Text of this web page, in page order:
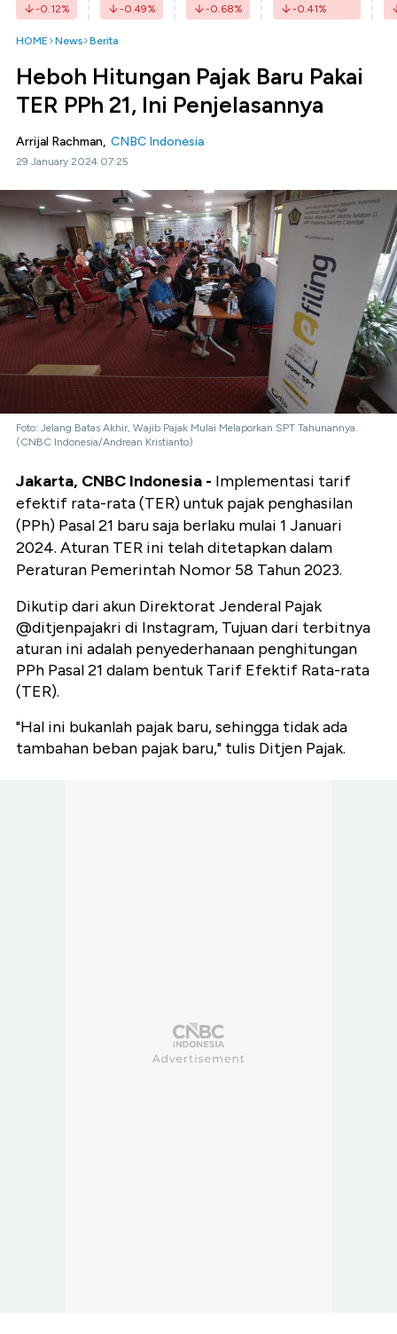
-0.12% -0.49% -0.68% -0.41%
HOME News Berita
Heboh Hitungan Pajak Baru Pakai
TER PPh 21, Ini Penjelasannya
Arrijal Rachman, CNBC Indonesia
29 January 2024 07:25
Foto: Jelang Batas Akhir, Wajib Pajak Mulai Melaporkan SPT Tahunannya.
(CNBC Indonesia/Andrean Kristianto)
Jakarta, CNBC Indonesia - Implementasi tarif
efektif rata-rata (TER) untuk pajak penghasilan
(PPh) Pasal 21 baru saja berlaku mulai 1 Januari
2024. Aturan TER ini telah ditetapkan dalam
Peraturan Pemerintah Nomor 58 Tahun 2023.
Dikutip dari akun Direktorat Jenderal Pajak
@ditjenpajakri di Instagram, Tujuan dari terbitnya
aturan ini adalah penyederhanaan penghitungan
PPh Pasal 21 dalam bentuk Tarif Efektif Rata-rata
(TER).
"Hal ini bukanlah pajak baru, sehingga tidak ada
tambahan beban pajak baru," tulis Ditjen Pajak.